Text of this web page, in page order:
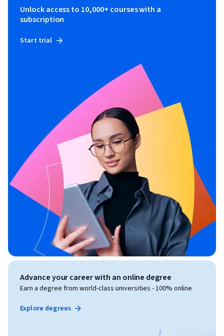
Unlock access to 10,000+ courses with a
subscription
Start trial
Advance your career with an online degree
Earn a degree from world-class universities - 100% online
Explore degrees